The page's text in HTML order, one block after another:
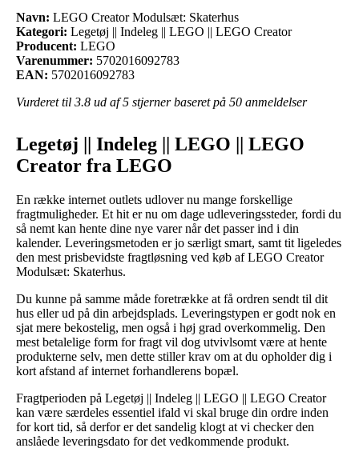
Navn: LEGO Creator Modulsæt: Skaterhus
Kategori: Legetøj || Indeleg || LEGO || LEGO Creator
Producent: LEGO
Varenummer: 5702016092783
EAN: 5702016092783
Vurderet til 3.8 ud af 5 stjerner baseret på 50 anmeldelser
Legetøj || Indeleg || LEGO || LEGO
Creator fra LEGO
En række internet outlets udlover nu mange forskellige
fragtmuligheder. Et hit er nu om dage udleveringssteder, fordi du
så nemt kan hente dine nye varer når det passer ind i din
kalender. Leveringsmetoden er jo særligt smart, samt tit ligeledes
den mest prisbevidste fragtløsning ved køb af LEGO Creator
Modulsæt: Skaterhus.
Du kunne på samme måde foretrække at få ordren sendt til dit
hus eller ud på din arbejdsplads. Leveringstypen er godt nok en
sjat mere bekostelig, men også i høj grad overkommelig. Den
mest betalelige form for fragt vil dog utvivlsomt være at hente
produkterne selv, men dette stiller krav om at du opholder dig i
kort afstand af internet forhandlerens bopæl.
Fragtperioden på Legetøj || Indeleg || LEGO || LEGO Creator
kan være særdeles essentiel ifald vi skal bruge din ordre inden
for kort tid, så derfor er det sandelig klogt at vi checker den
anslåede leveringsdato for det vedkommende produkt.